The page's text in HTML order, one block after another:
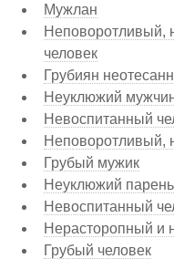
Мужлан
Неповоротливый,
человек
Грубиян
Неуклюжий
Невоспитанный
Неповоротливый,
Грубый мужик
Неуклюжий парень
Невоспитанный
Нерасторопный и
Грубый человек